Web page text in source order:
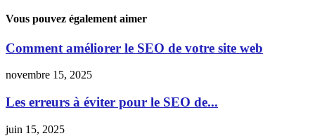
Vous pouvez également aimer
Comment améliorer le SEO de votre site web
novembre 15, 2025
Les erreurs à éviter pour le SEO de...
juin 15, 2025